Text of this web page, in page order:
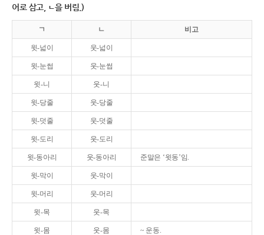
어로 삼고, ㄴ을 버림.)
ㄱ ㄴ 비고
윗-넓이 웃-넓이
윗-눈썹 웃-눈썹
윗-니 웃-니
윗-당줄 웃-당줄
윗-덧줄 웃-덧줄
윗-도리 웃-도리
윗-동아리 웃-동아리 준말은 ‘윗동’임.
윗-막이 웃-막이
윗-머리 웃-머리
윗-목 웃-목
윗-몸 웃-몸 ~ 운동.